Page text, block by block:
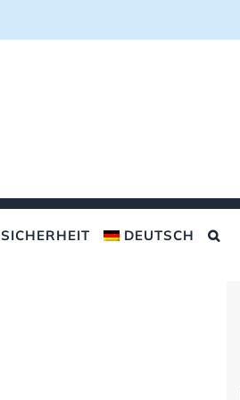
SICHERHEIT DEUTSCH